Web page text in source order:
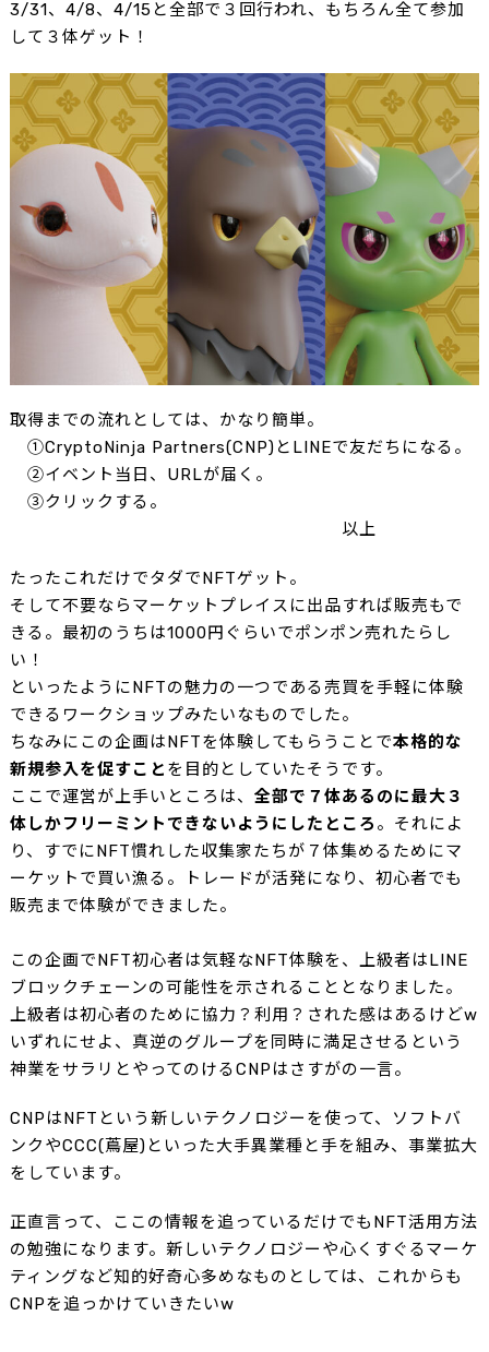
3/31、4/8、4/15と全部で３回行われ、もちろん全て参加
して３体ゲット！
取得までの流れとしては、かなり簡単。
①CryptoNinja Partners(CNP)とLINEで友だちになる。
②イベント当日、URLが届く。
③クリックする。
以上
たったこれだけでタダでNFTゲット。
そして不要ならマーケットプレイスに出品すれば販売もで
きる。最初のうちは1000円ぐらいでポンポン売れたらし
い！
といったようにNFTの魅力の一つである売買を手軽に体験
できるワークショップみたいなものでした。
ちなみにこの企画はNFTを体験してもらうことで本格的な
新規参入を促すこと を目的としていたそうです。
ここで運営が上手いところは、 全部で７体あるのに最大３
体しかフリーミントできないようにしたところ 。それによ
り、すでにNFT慣れした収集家たちが７体集めるためにマ
ーケットで買い漁る。トレードが活発になり、初心者でも
販売まで体験ができました。
この企画でNFT初心者は気軽なNFT体験を、上級者はLINE
ブロックチェーンの可能性を示されることとなりました。
上級者は初心者のために協力？利用？された感はあるけどw
いずれにせよ、真逆のグループを同時に満足させるという
神業をサラリとやってのけるCNPはさすがの一言。
CNPはNFTという新しいテクノロジーを使って、ソフトバ
ンクやCCC(蔦屋)といった大手異業種と手を組み、事業拡大
をしています。
正直言って、ここの情報を追っているだけでもNFT活用方法
の勉強になります。新しいテクノロジーや心くすぐるマーケ
ティングなど知的好奇心多めなものとしては、これからも
CNPを追っかけていきたいw